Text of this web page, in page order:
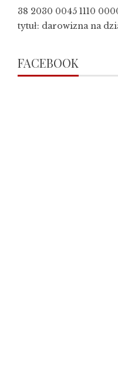
38 2030 0045 1110
tytuł: darowizna na
FACEBOOK